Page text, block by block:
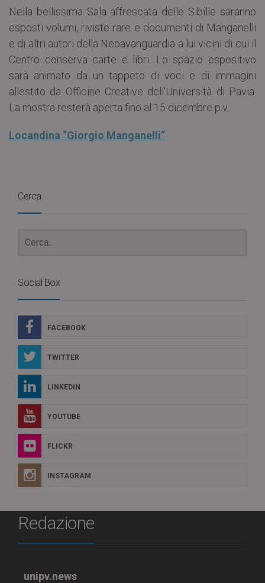
Nella bellissima Sala affrescata delle Sibille saranno
esposti volumi, riviste rare e documenti di Manganelli
e di altri autori della Neoavanguardia a lui vicini di cui il
Centro conserva carte e libri. Lo spazio espositivo
sarà animato da un tappeto di voci e di immagini
allestito da Officine Creative dell’Università di Pavia.
La mostra resterà aperta fino al 15 dicembre p.v.
Locandina “Giorgio Manganelli”
Cerca
Social Box
FACEBOOK
TWITTER
LINKEDIN
YOUTUBE
FLICKR
INSTAGRAM
Redazione
unipv.news